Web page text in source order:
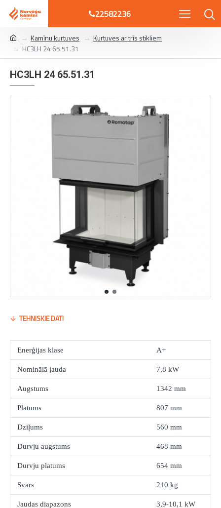
22582236
Kamīnu kurtuves
Kurtuves ar trīs stikliem
HC3LH 24 65.51.31
HC3LH 24 65.51.31
TEHNISKIE DATI
Enerģijas klase A+
Nominālā jauda 7,8 kW
Augstums 1342 mm
Platums 807 mm
Dziļums 560 mm
Durvju augstums 468 mm
Durvju platums 654 mm
Svars 210 kg
Jaudas diapazons 3,9-10,1 kW